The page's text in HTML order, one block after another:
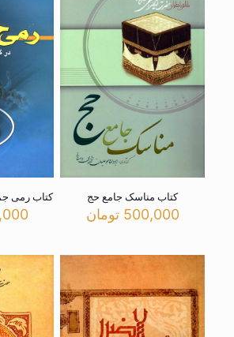
کتاب مناسک جامع حج
500,000 تومان
کتاب رمی